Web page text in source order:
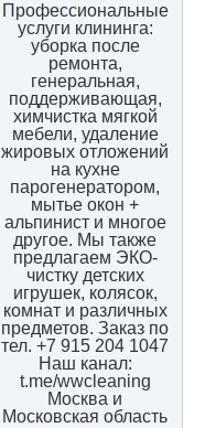
Профессиональные
услуги клининга:
уборка после
ремонта,
генеральная,
поддерживающая,
химчистка мягкой
мебели, удаление
жировых отложений
на кухне
парогенератором,
мытье окон +
альпинист и многое
другое. Мы также
предлагаем ЭКО-
чистку детских
игрушек, колясок,
комнат и различных
предметов. Заказ по
тел. +7 915 204 1047
Наш канал:
t.me/wwcleaning
Москва и
Московская область